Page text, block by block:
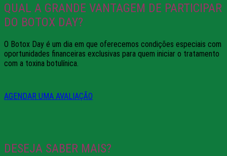
QUAL A GRANDE VANTAGEM DE PARTICIPAR
DO BOTOX DAY?
O Botox Day é um dia em que oferecemos condições especiais com
oportunidades financeiras exclusivas para quem iniciar o tratamento
com a toxina botulínica.
AGENDAR UMA AVALIAÇÃO
DESEJA SABER MAIS?